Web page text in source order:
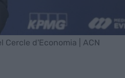
Cercle d'Economia | ACN